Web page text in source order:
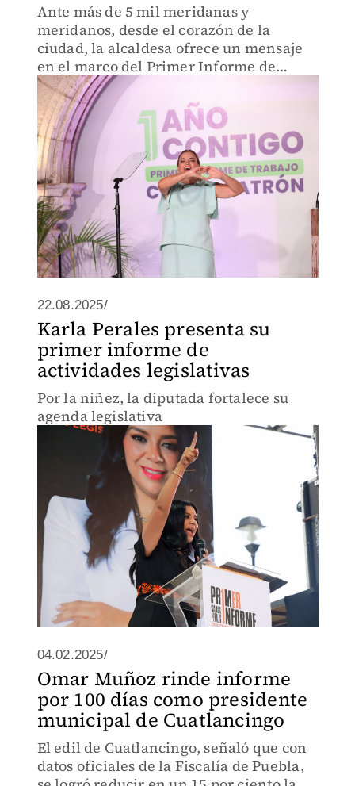
Ante más de 5 mil meridanas y
meridanos, desde el corazón de la
ciudad, la alcaldesa ofrece un mensaje
en el marco del Primer Informe de
Trabajo del Ayuntamiento 2024-2027.
22.08.2025/
Karla Perales presenta su
primer informe de
actividades legislativas
Por la niñez, la diputada fortalece su
agenda legislativa
04.02.2025/
Omar Muñoz rinde informe
por 100 días como presidente
municipal de Cuatlancingo
El edil de Cuatlancingo, señaló que con
datos oficiales de la Fiscalía de Puebla,